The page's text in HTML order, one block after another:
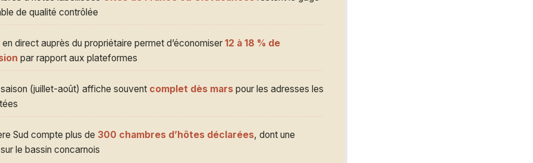
de qualité contrôlée
direct auprès du propriétaire permet d’économiser 12 à 18 % de
par rapport aux plateformes
(juillet-août) affiche souvent complet dès mars pour les adresses les
Sud compte plus de 300 chambres d’hôtes déclarées, dont une
le bassin concarnois